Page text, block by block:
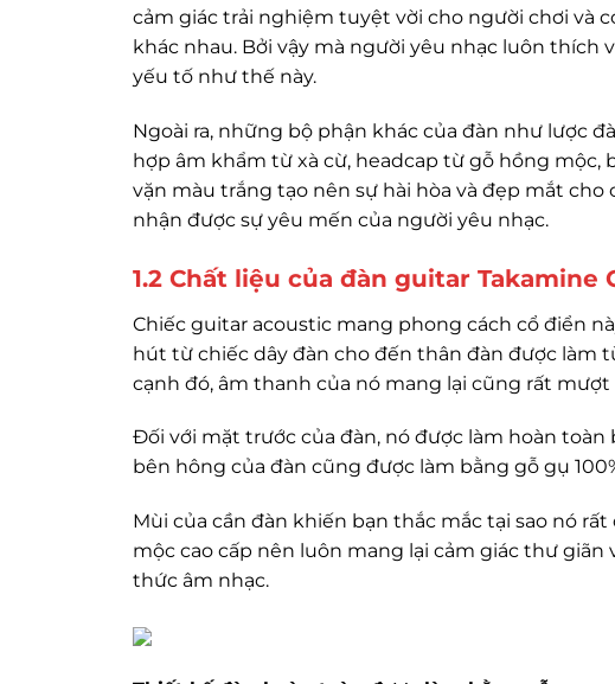
cảm giác trải nghiệm tuyệt vời cho người chơi và
khác nhau. Bởi vậy mà người yêu nhạc luôn
yếu tố như thế này.
Ngoài ra, những bộ phận khác của đàn như lược
hợp âm khẩm từ xà cừ, headcap từ gỗ hồng
vặn màu trắng tạo nên sự hài hòa và đẹp mắt cho
nhận được sự yêu mến của người yêu nhạc.
1.2 Chất liệu của đàn guitar Takamine
Chiếc guitar acoustic mang phong cách cổ điển
hút từ chiếc dây đàn cho đến thân đàn được làm
cạnh đó, âm thanh của nó mang lại cũng rất mượt
Đối với mặt trước của đàn, nó được làm hoàn toàn
bên hông của đàn cũng được làm bằng gỗ gụ
Mùi của cần đàn khiến bạn thắc mắc tại sao nó
mộc cao cấp nên luôn mang lại cảm giác thư
thức âm nhạc.